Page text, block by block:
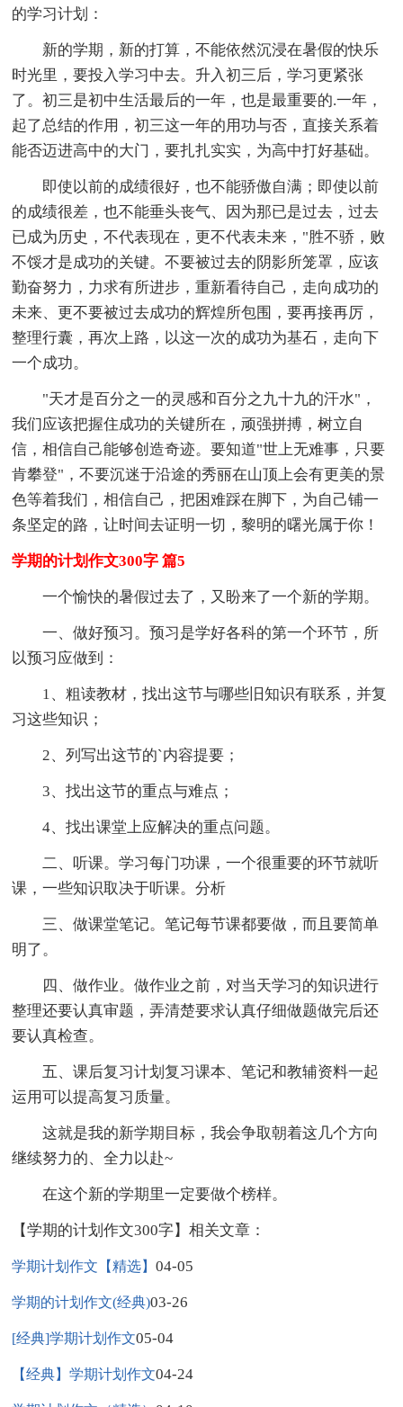
的学习计划：
新的学期，新的打算，不能依然沉浸在暑假的快乐
时光里，要投入学习中去。升入初三后，学习更紧张
了。初三是初中生活最后的一年，也是最重要的.一年，
起了总结的作用，初三这一年的用功与否，直接关系着
能否迈进高中的大门，要扎扎实实，为高中打好基础。
即使以前的成绩很好，也不能骄傲自满；即使以前
的成绩很差，也不能垂头丧气、因为那已是过去，过去
已成为历史，不代表现在，更不代表未来，"胜不骄，败
不馁才是成功的关键。不要被过去的阴影所笼罩，应该
勤奋努力，力求有所进步，重新看待自己，走向成功的
未来、更不要被过去成功的辉煌所包围，要再接再厉，
整理行囊，再次上路，以这一次的成功为基石，走向下
一个成功。
"天才是百分之一的灵感和百分之九十九的汗水"，
我们应该把握住成功的关键所在，顽强拼搏，树立自
信，相信自己能够创造奇迹。要知道"世上无难事，只要
肯攀登"，不要沉迷于沿途的秀丽在山顶上会有更美的景
色等着我们，相信自己，把困难踩在脚下，为自己铺一
条坚定的路，让时间去证明一切，黎明的曙光属于你！
学期的计划作文300字 篇5
一个愉快的暑假过去了，又盼来了一个新的学期。
一、做好预习。预习是学好各科的第一个环节，所
以预习应做到：
1、粗读教材，找出这节与哪些旧知识有联系，并复
习这些知识；
2、列写出这节的`内容提要；
3、找出这节的重点与难点；
4、找出课堂上应解决的重点问题。
二、听课。学习每门功课，一个很重要的环节就听
课，一些知识取决于听课。分析
三、做课堂笔记。笔记每节课都要做，而且要简单
明了。
四、做作业。做作业之前，对当天学习的知识进行
整理还要认真审题，弄清楚要求认真仔细做题做完后还
要认真检查。
五、课后复习计划复习课本、笔记和教辅资料一起
运用可以提高复习质量。
这就是我的新学期目标，我会争取朝着这几个方向
继续努力的、全力以赴~
在这个新的学期里一定要做个榜样。
【学期的计划作文300字】相关文章：
学期计划作文【精选】04-05
学期的计划作文(经典)03-26
[经典]学期计划作文05-04
【经典】学期计划作文04-24